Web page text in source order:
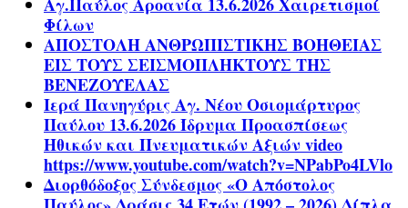
Φίλων
ΑΠΟΣΤΟΛΗ ΑΝΘΡΩΠΙΣΤΙΚΗΣ ΒΟΗΘΕΙΑΣ
ΕΙΣ ΤΟΥΣ ΣΕΙΣΜΟΠΛΗΚΤΟΥΣ ΤΗΣ
ΒΕΝΕΖΟΥΕΛΑΣ
Ιερά Πανηγύρις Αγ. Νέου Οσιομάρτυρος
Παύλου 13.6.2026 Ίδρυμα Προασπίσεως
Ηθικών και Πνευματικών Αξιών video
https://www.youtube.com/watch?v=NPabPo4LVlo
Διορθόδοξος Σύνδεσμος «Ο Απόστολος